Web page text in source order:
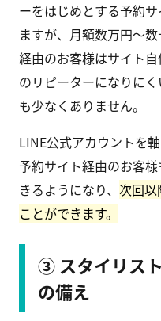
ーをはじめとする予約
ますが、月額数万円〜
経由のお客様はサイト
のリピーターになりに
も少なくありません。
LINE公式アカウントを
予約サイト経由のお客
きるようになり、 次回以
ことができます。
③ スタイリス
の備え